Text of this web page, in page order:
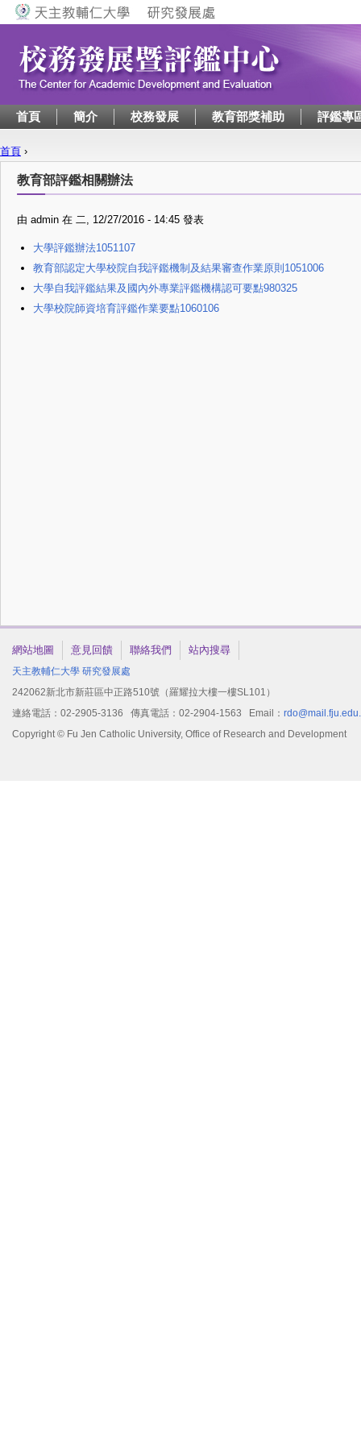
Jump to navigation
首頁 簡介 校務發展 教育部獎補助 評鑑專
您在這裡
首頁 ›
教育部評鑑相關辦法
由 admin 在 二, 12/27/2016 - 14:45 發表
大學評鑑辦法1051107
教育部認定大學校院自我評鑑機制及結果審查作業原則 1051006
大學自我評鑑結果及國內外專業評鑑機構認可要點980325
大學校院師資培育評鑑作業要點1060106
網站地圖 意見回饋 聯絡我們 站內搜尋
天主教輔仁大學 研究發展處
242062新北市新莊區中正路510號（羅耀拉大樓一樓SL101）
連絡電話：02-2905-3136 傳真電話：02-2904-1563 Email：
Copyright © Fu Jen Catholic University, Office of Research and Development